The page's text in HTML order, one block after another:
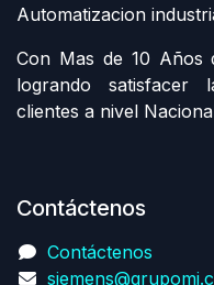
Automatizacion
Con Mas de 10 Años
logrando satisfacer
clientes a nivel
Contáctenos
Contáctenos